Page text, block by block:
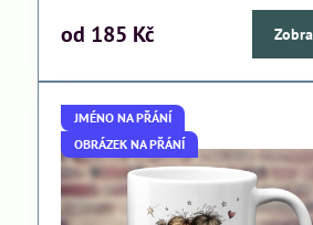
od 185 Kč
JMÉNO NA PŘÁNÍ
OBRÁZEK NA PŘÁNÍ